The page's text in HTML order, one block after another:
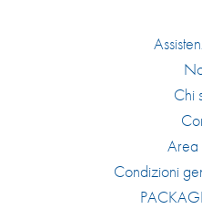
Chi
Area
Condizioni